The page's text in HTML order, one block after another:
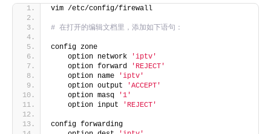
vim /etc/config/firewall
# 在打开的编辑文档里，添加如下语句：
config zone
    option network
'iptv'
    option forward
'REJECT'
    option name
'iptv'
    option output
'ACCEPT'
    option masq
'1'
    option input
'REJECT'
config forwarding